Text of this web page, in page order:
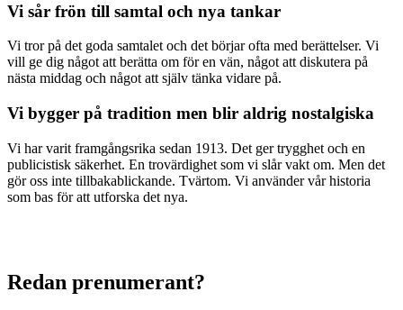
Vi sår frön till samtal och nya tankar
Vi tror på det goda samtalet och det börjar ofta med berättelser. Vi
vill ge dig något att berätta om för en vän, något att diskutera på
nästa middag och något att själv tänka vidare på.
Vi bygger på tradition men blir aldrig nostalgiska
Vi har varit framgångsrika sedan 1913. Det ger trygghet och en
publicistisk säkerhet. En trovärdighet som vi slår vakt om. Men det
gör oss inte tillbakablickande. Tvärtom. Vi använder vår historia
som bas för att utforska det nya.
Redan prenumerant?